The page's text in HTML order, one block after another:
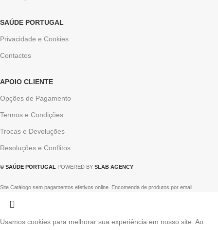
SAÚDE PORTUGAL
Privacidade e Cookies
Contactos
APOIO CLIENTE
Opções de Pagamento
Termos e Condições
Trocas e Devoluções
Resoluções e Conflitos
© SAÚDE PORTUGAL POWERED BY SLAB AGENCY
Site Catálogo sem pagamentos efetivos online. Encomenda de produtos por email.
Usamos cookies para melhorar sua experiência em nosso site. Ao